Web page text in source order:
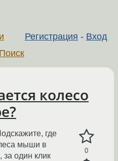
Регистрация - Вход
Поиск
колесо
0
где
мыши в
один клик